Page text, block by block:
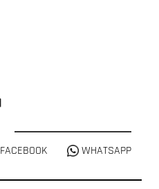
FACEBOOK WHATSAPP